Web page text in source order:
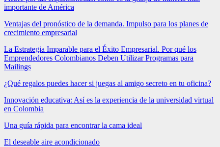
importante de América
Ventajas del pronóstico de la demanda. Impulso para los planes de
crecimiento empresarial
La Estrategia Imparable para el Éxito Empresarial. Por qué los
Emprendedores Colombianos Deben Utilizar Programas para
Mailings
¿Qué regalos puedes hacer si juegas al amigo secreto en tu oficina?
Innovación educativa: Así es la experiencia de la universidad virtual
en Colombia
Una guía rápida para encontrar la cama ideal
El deseable aire acondicionado